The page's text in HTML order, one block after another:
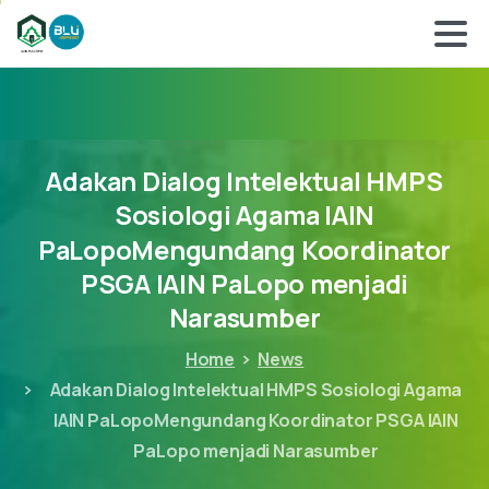
Adakan Dialog Intelektual HMPS
Sosiologi Agama IAIN
PaLopoMengundang Koordinator
PSGA IAIN PaLopo menjadi
Narasumber
Home
News
Adakan Dialog Intelektual HMPS Sosiologi Agama
IAIN PaLopoMengundang Koordinator PSGA IAIN
PaLopo menjadi Narasumber